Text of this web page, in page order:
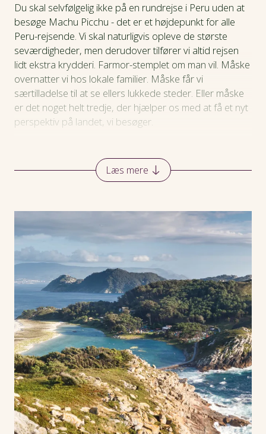
Du skal selvfølgelig ikke på en rundrejse i Peru uden at
besøge Machu Picchu - det er et højdepunkt for alle
Peru-rejsende. Vi skal naturligvis opleve de største
seværdigheder, men derudover tilfører vi altid rejsen
lidt ekstra krydderi. Farmor-stemplet om man vil. Måske
overnatter vi hos lokale familier. Måske får vi
særtilladelse til at se ellers lukkede steder. Eller måske
er det noget helt tredje, der hjælper os med at få et nyt
perspektiv på landet, vi besøger.
mellemfolkeligt perspektiv, så vi skal ud at møde verden
og de mennesker, der bor i den - sammen.
Læs mere